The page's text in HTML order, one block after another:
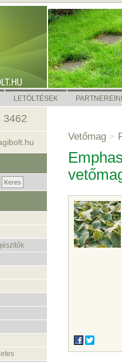
LETÖLTÉSEK
Vetőmag >
3462